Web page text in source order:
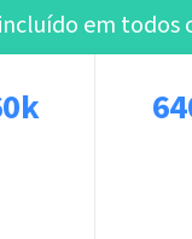
incluído em todos